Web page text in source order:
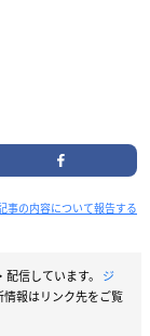
事の内容について報告する
信しています。 ジ
情報はリンク先をご覧